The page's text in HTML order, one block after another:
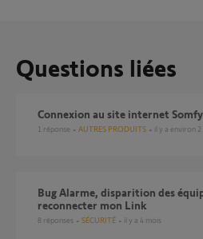
Questions liées
Connexion au site internet Somfy
1 réponse AUTRES PRODUITS il y a environ
Bug Alarme, disparition des équipements, impossible de
reconnecter mon Link
8 réponses SÉCURITÉ il y a 4 mois